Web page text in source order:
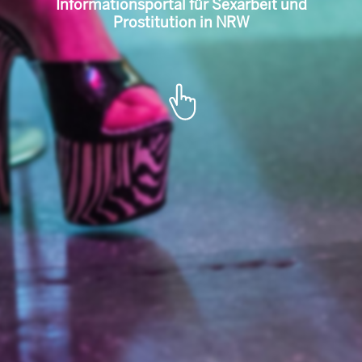
für Sexarbeit
Portal de informare pentru munca
sexuală și prostituție în NRW